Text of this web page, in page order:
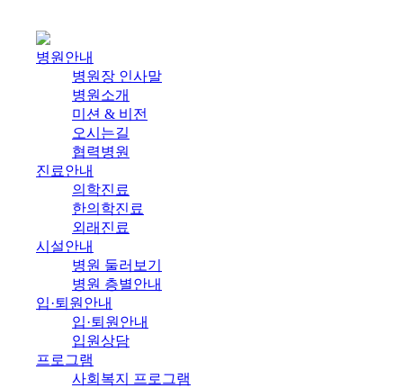
병원안내
병원장 인사말
병원소개
미션 & 비전
오시는길
협력병원
진료안내
의학진료
한의학진료
외래진료
시설안내
병원 둘러보기
병원 층별안내
입·퇴원안내
입·퇴원안내
입원상담
프로그램
사회복지 프로그램